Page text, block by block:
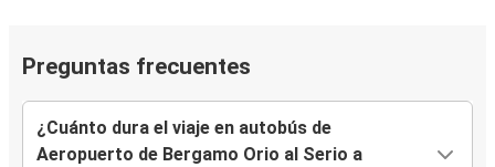
Preguntas frecuentes
¿Cuánto dura el viaje en autobús de
Aeropuerto de Bergamo Orio al Serio a